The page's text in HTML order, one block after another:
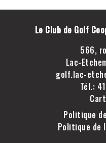
JOINDRE LE
FACEBOOK
INSTAGRAM
Le Club de Golf
566,
Lac-
golf.lac-
Tél.:
Politique
Politique de